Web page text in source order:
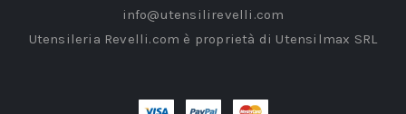
info@utensilirevelli.com
Utensileria Revelli.com è proprietà di Utensilmax SRL